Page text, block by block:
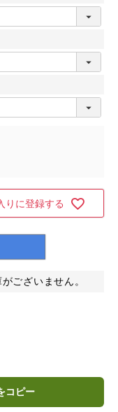
りに登録する
ございません。
コピー